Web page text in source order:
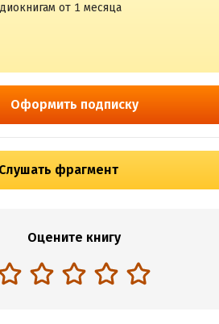
от 1 месяца
Оформить подписку
Слушать фрагмент
Оцените книгу